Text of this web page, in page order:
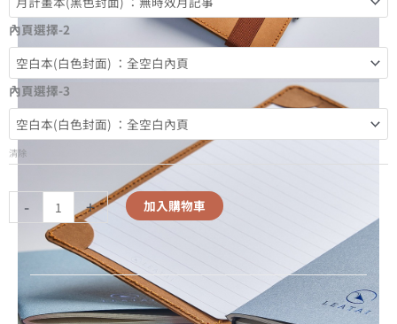
內頁選擇-2
內頁選擇-3
清除
- + 加入購物車